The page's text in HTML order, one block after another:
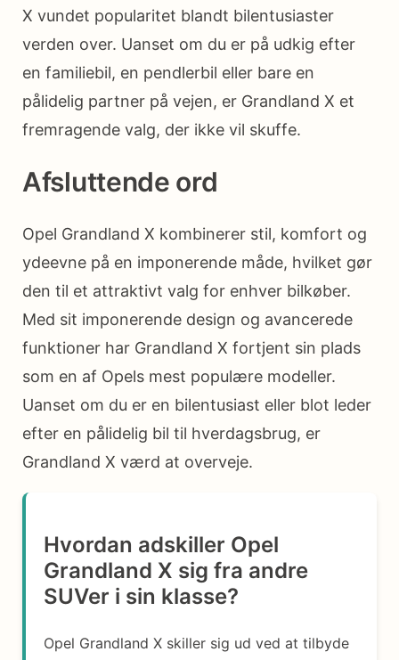
X vundet popularitet blandt bilentusiaster
verden over. Uanset om du er på udkig efter
en familiebil, en pendlerbil eller bare en
pålidelig partner på vejen, er Grandland X et
fremragende valg, der ikke vil skuffe.
Afsluttende ord
Opel Grandland X kombinerer stil, komfort og
ydeevne på en imponerende måde, hvilket gør
den til et attraktivt valg for enhver bilkøber.
Med sit imponerende design og avancerede
funktioner har Grandland X fortjent sin plads
som en af Opels mest populære modeller.
Uanset om du er en bilentusiast eller blot leder
efter en pålidelig bil til hverdagsbrug, er
Grandland X værd at overveje.
Hvordan adskiller Opel
Grandland X sig fra andre
SUVer i sin klasse?
Opel Grandland X skiller sig ud ved at tilbyde